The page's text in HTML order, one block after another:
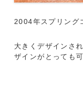
2004年スプリング
大きくデザインさ
ザインがとっても